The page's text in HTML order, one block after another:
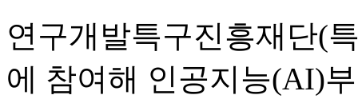
연구개발특구진흥재단(
에 참여해 인공지능(AI)